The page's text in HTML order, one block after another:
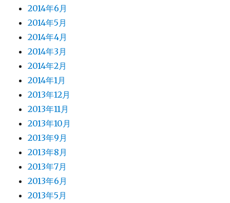
2014年6月
2014年5月
2014年4月
2014年3月
2014年2月
2014年1月
2013年12月
2013年11月
2013年10月
2013年9月
2013年8月
2013年7月
2013年6月
2013年5月